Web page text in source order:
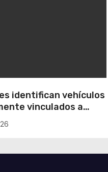
identifican vehículos
vinculados a
de Zipaquirá